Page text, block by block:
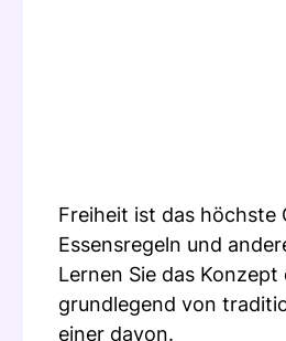
Freiheit ist das höchste
Essensregeln und
Lernen Sie das
grundlegend von
einer davon.